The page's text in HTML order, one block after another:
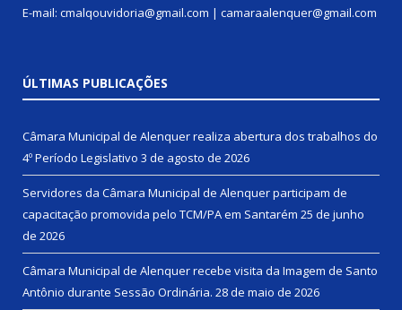
E-mail: cmalqouvidoria@gmail.com | camaraalenquer@gmail.com
ÚLTIMAS PUBLICAÇÕES
Câmara Municipal de Alenquer realiza abertura dos trabalhos do
4º Período Legislativo 3 de agosto de 2026
Servidores da Câmara Municipal de Alenquer participam de
capacitação promovida pelo TCM/PA em Santarém 25 de junho
de 2026
Câmara Municipal de Alenquer recebe visita da Imagem de Santo
Antônio durante Sessão Ordinária. 28 de maio de 2026